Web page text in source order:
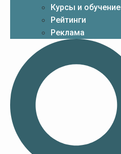
Курсы и обучение
Рейтинги
Реклама